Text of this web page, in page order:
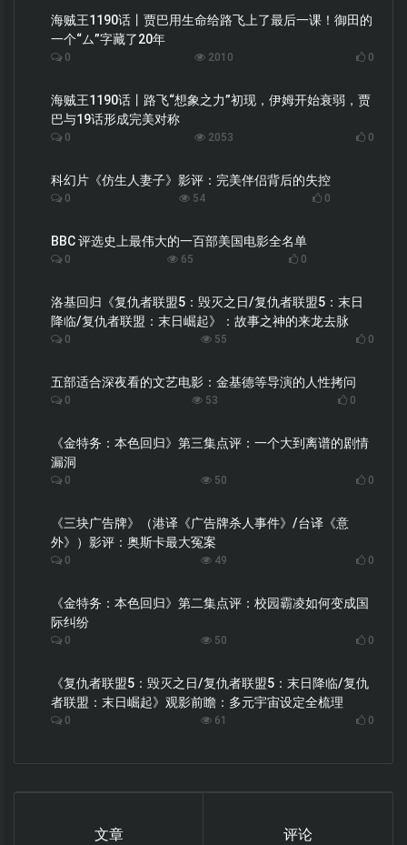
海贼王1190话丨贾巴用生命给路飞上了最后一课！御田的
一个“ム”字藏了20年
0 2010 0
海贼王1190话丨路飞“想象之力”初现，伊姆开始衰弱，贾
巴与19话形成完美对称
0 2053 0
科幻片《仿生人妻子》影评：完美伴侣背后的失控
0 54 0
BBC 评选史上最伟大的一百部美国电影全名单
0 65 0
洛基回归《复仇者联盟5：毁灭之日/复仇者联盟5：末日
降临/复仇者联盟：末日崛起》：故事之神的来龙去脉
0 55 0
五部适合深夜看的文艺电影：金基德等导演的人性拷问
0 53 0
《金特务：本色回归》第三集点评：一个大到离谱的剧情
漏洞
0 50 0
《三块广告牌》（港译《广告牌杀人事件》/台译《意
外》）影评：奥斯卡最大冤案
0 49 0
《金特务：本色回归》第二集点评：校园霸凌如何变成国
际纠纷
0 50 0
《复仇者联盟5：毁灭之日/复仇者联盟5：末日降临/复仇
者联盟：末日崛起》观影前瞻：多元宇宙设定全梳理
0 61 0
文章
评论